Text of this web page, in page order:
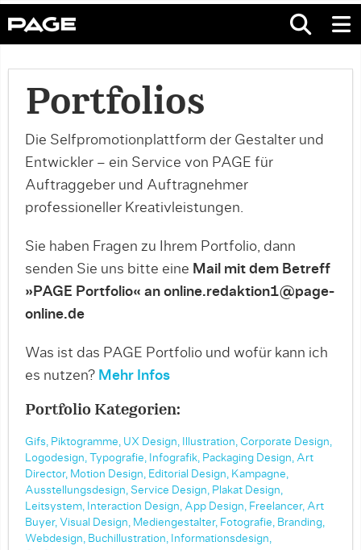
Portfolios
Die Selfpromotionplattform der Gestalter und
Entwickler – ein Service von PAGE für
Auftraggeber und Auftragnehmer
professioneller Kreativleistungen.
Sie haben Fragen zu Ihrem Portfolio, dann
senden Sie uns bitte eine Mail mit dem Betreff
»PAGE Portfolio« an online.redaktion1@page-
online.de
Was ist das PAGE Portfolio und wofür kann ich
es nutzen? Mehr Infos
Portfolio Kategorien:
Gifs, Piktogramme, UX Design, Illustration, Corporate Design,
Logodesign,
Typografie, Infografik, Packaging Design, Art
Director, Motion Design, Editorial Design, Kampagne,
Ausstellungsdesign, Service Design, Plakat Design,
Leitsystem, Interaction Design, App Design, Freelancer, Art
Buyer, Visual Design, Mediengestalter, Fotografie, Branding,
Webdesign, Buchillustration, Informationsdesign,